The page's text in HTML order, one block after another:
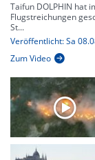
Taifun DOLPHIN hat
Flugstreichungen
St...
Veröffentlicht: Sa
Zum Video